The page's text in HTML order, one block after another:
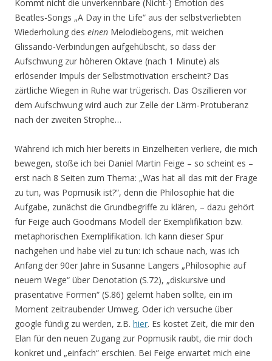
Kommt nicht die unverkennbare (Nicht-) Emotion des
Beatles-Songs „A Day in the Life“ aus der selbstverliebten
Wiederholung des einen Melodiebogens, mit weichen
Glissando-Verbindungen aufgehübscht, so dass der
Aufschwung zur höheren Oktave (nach 1 Minute) als
erlösender Impuls der Selbstmotivation erscheint? Das
zärtliche Wiegen in Ruhe war trügerisch. Das Oszillieren vor
dem Aufschwung wird auch zur Zelle der Lärm-Protuberanz
nach der zweiten Strophe…
Während ich mich hier bereits in Einzelheiten verliere, die mich
bewegen, stoße ich bei Daniel Martin Feige – so scheint es –
erst nach 8 Seiten zum Thema: „Was hat all das mit der Frage
zu tun, was Popmusik ist?“, denn die Philosophie hat die
Aufgabe, zunächst die Grundbegriffe zu klären, – dazu gehört
für Feige auch Goodmans Modell der Exemplifikation bzw.
metaphorischen Exemplifikation. Ich kann dieser Spur
nachgehen und habe viel zu tun: ich schaue nach, was ich
Anfang der 90er Jahre in Susanne Langers „Philosophie auf
neuem Wege“ über Denotation (S.72), „diskursive und
präsentative Formen“ (S.86) gelernt haben sollte, ein im
Moment zeitraubender Umweg. Oder ich versuche über
google fündig zu werden, z.B. hier. Es kostet Zeit, die mir den
Elan für den neuen Zugang zur Popmusik raubt, die mir doch
konkret und „einfach“ erschien. Bei Feige erwartet mich eine